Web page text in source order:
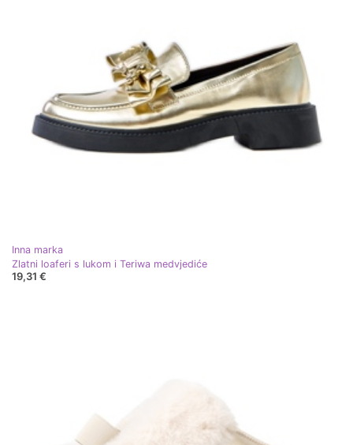
Inna marka
Zlatni loaferi s lukom i Teriwa medvjediće
19,31 €